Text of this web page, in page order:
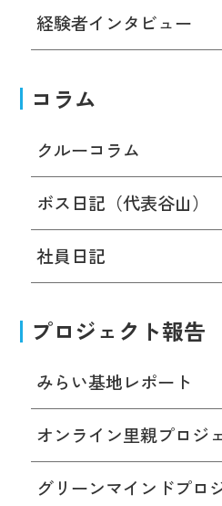
経験者インタビュー
コラム
クルーコラム
ボス日記（代表谷山）
社員日記
プロジェクト報告
みらい基地レポート
オンライン里親プロジ
グリーンマインドプロ